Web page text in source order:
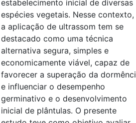
estabelecimento inicial de diversas
espécies vegetais. Nesse contexto,
a aplicação de ultrassom tem se
destacado como uma técnica
alternativa segura, simples e
economicamente viável, capaz de
favorecer a superação da
e influenciar o desempenho
germinativo e o desenvolvimento
inicial de plântulas. O presente